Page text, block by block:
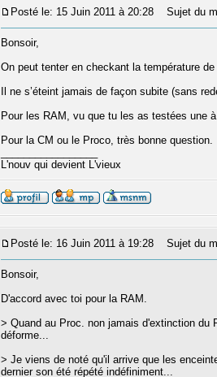
Posté le: 15 Juin 2011 à 20:28 Sujet du
Bonsoir,
On peut tenter en checkant la température
Il ne s’éteint jamais de façon subite (sans
Pour les RAM, vu que tu les as testées une
Pour la CM ou le Proco, très bonne
L'nouv qui devient L'vieux
Posté le: 16 Juin 2011 à 19:28 Sujet du
Bonsoir,
D'accord avec toi pour la RAM.
> Quand au Proc. non jamais d'extinction
déforme...
> Je viens de noté qu'il arrive que les
dernier son été répété indéfiniment...